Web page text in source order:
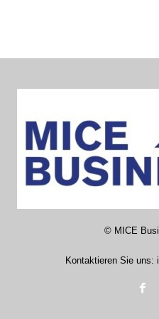
© MICE
Kontaktieren Sie uns: